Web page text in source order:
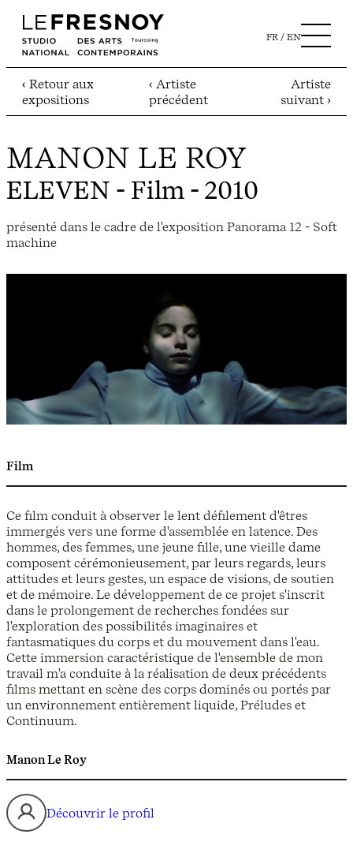
FR EN
‹ Retour aux
expositions
‹ Artiste
précédent
Artiste
suivant ›
MANON LE ROY
ELEVEN - Film - 2010
présenté dans le cadre de l'exposition Panorama 12 - Soft
machine
Film
Ce film conduit à observer le lent défilement d'êtres
immergés vers une forme d'assemblée en latence. Des
hommes, des femmes, une jeune fille, une vieille dame
composent cérémonieusement, par leurs regards, leurs
attitudes et leurs gestes, un espace de visions, de soutien
et de mémoire. Le développement de ce projet s'inscrit
dans le prolongement de recherches fondées sur
l'exploration des possibilités imaginaires et
fantasmatiques du corps et du mouvement dans l'eau.
Cette immersion caractéristique de l'ensemble de mon
travail m'a conduite à la réalisation de deux précédents
films mettant en scène des corps dominés ou portés par
un environnement entièrement liquide, Préludes et
Continuum.
Manon Le Roy
Découvrir le profil